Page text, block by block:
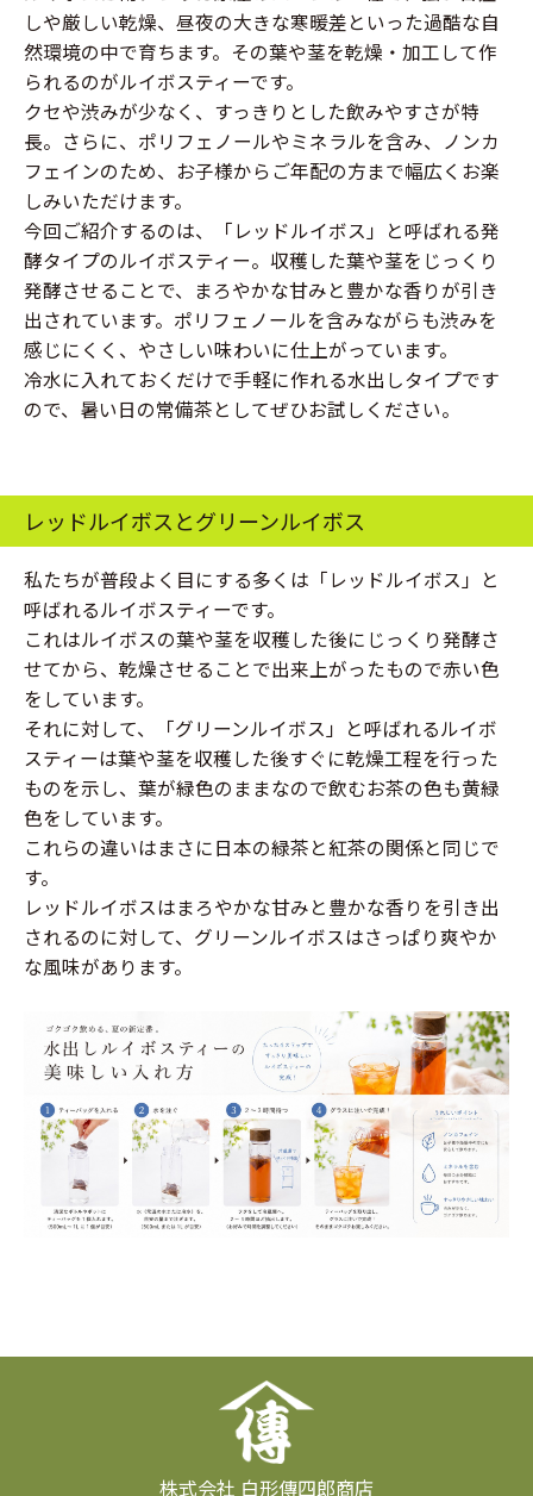
しや厳しい乾燥、昼夜の大きな寒暖差といった過酷な自
然環境の中で育ちます。その葉や茎を乾燥・加工して作
られるのがルイボスティーです。
クセや渋みが少なく、すっきりとした飲みやすさが特
長。さらに、ポリフェノールやミネラルを含み、ノンカ
フェインのため、お子様からご年配の方まで幅広くお楽
しみいただけます。
今回ご紹介するのは、「レッドルイボス」と呼ばれる発
酵タイプのルイボスティー。収穫した葉や茎をじっくり
発酵させることで、まろやかな甘みと豊かな香りが引き
出されています。ポリフェノールを含みながらも渋みを
感じにくく、やさしい味わいに仕上がっています。
冷水に入れておくだけで手軽に作れる水出しタイプです
ので、暑い日の常備茶としてぜひお試しください。
レッドルイボスとグリーンルイボス
私たちが普段よく目にする多くは「レッドルイボス」と
呼ばれるルイボスティーです。
これはルイボスの葉や茎を収穫した後にじっくり発酵さ
せてから、乾燥させることで出来上がったもので赤い色
をしています。
それに対して、「グリーンルイボス」と呼ばれるルイボ
スティーは葉や茎を収穫した後すぐに乾燥工程を行った
ものを示し、葉が緑色のままなので飲むお茶の色も黄緑
色をしています。
これらの違いはまさに日本の緑茶と紅茶の関係と同じで
す。
レッドルイボスはまろやかな甘みと豊かな香りを引き出
されるのに対して、グリーンルイボスはさっぱり爽やか
な風味があります。
株式会社 白形傳四郎商店